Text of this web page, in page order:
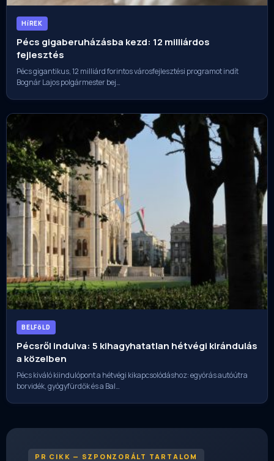
HíREK
Pécs gigaberuházásba kezd: 12 milliárdos
fejlesztés
Pécs gigantikus, 12 milliárd forintos városfejlesztési programot indít
Bognár Lajos polgármester bej…
BELFöLD
Pécsről indulva: 5 kihagyhatatlan hétvégi kirándulás
a közelben
Pécs kiváló kiindulópont a hétvégi kikapcsolódáshoz: egyórás autóútra
borvidék, gyógyfürdők és a Bal…
PR CIKK — SZPONZORÁLT TARTALOM